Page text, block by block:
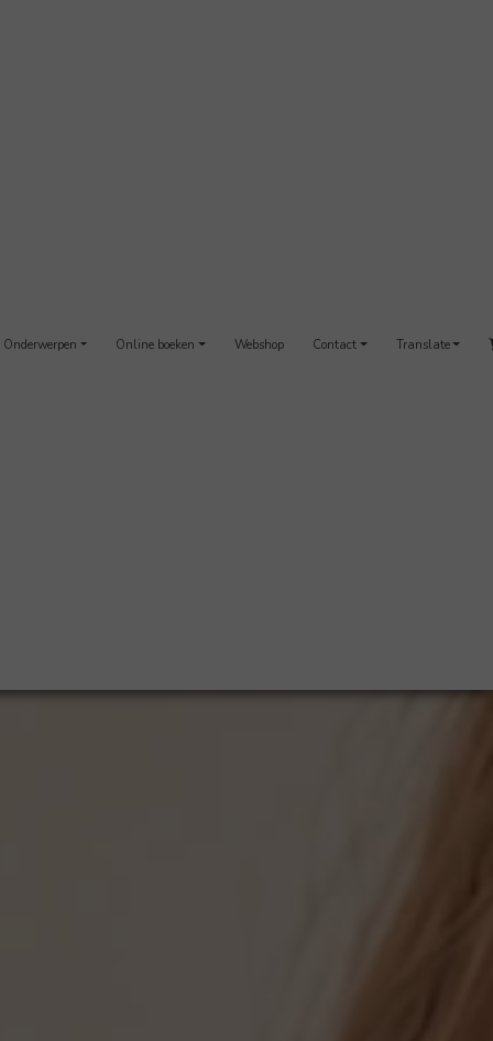
Onderwerpen Online boeken Webshop Contact Translate